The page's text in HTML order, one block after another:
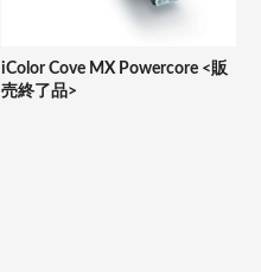
iColor Cove MX Powercore <販
売終了品>